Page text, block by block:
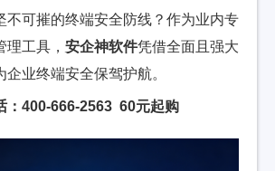
不可摧的终端安全防线？作为业内专
工具， 安企神软件凭借全面且强大
企业终端安全保驾护航。
：400-666-2563 60元起购